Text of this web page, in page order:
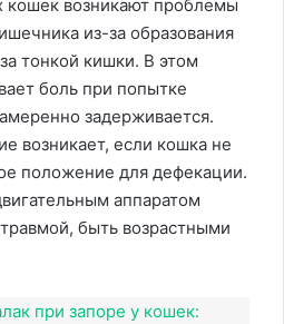
кошек возникают проблемы
из-за образования
тонкой кишки. В этом
боль при попытке
задерживается.
возникает, если кошка не
положение для дефекации.
аппаратом
быть возрастными
при запоре у кошек: